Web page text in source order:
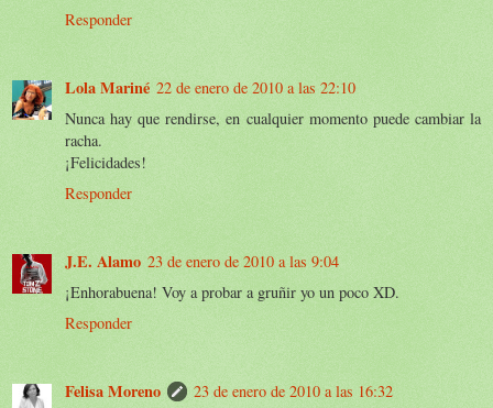
Responder
Lola Mariné 22 de enero de 2010 a las 22:10
Nunca hay que rendirse, en cualquier momento puede cambiar la
racha.
¡Felicidades!
Responder
J.E. Alamo 23 de enero de 2010 a las 9:04
¡Enhorabuena! Voy a probar a gruñir yo un poco XD.
Responder
Felisa Moreno
23 de enero de 2010 a las 16:32